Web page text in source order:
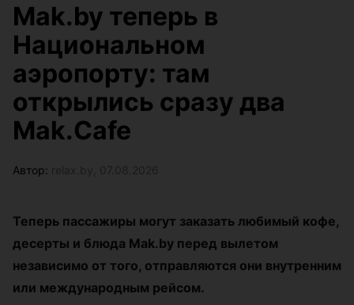
Mak.by теперь в
Национальном
аэропорту: там
открылись сразу два
Mak.Cafe
Автор:
Теперь пассажиры могут заказать любимый кофе,
десерты и блюда Mak.by перед вылетом
независимо от того, отправляются они внутренним
или международным рейсом.